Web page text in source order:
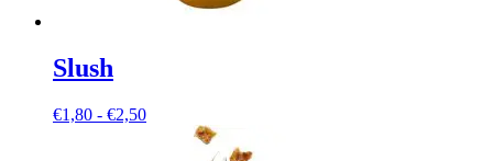
Slush
€1,80 - €2,50Prijsklasse: